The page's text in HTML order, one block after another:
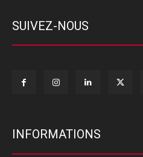
SUIVEZ-NOUS
INFORMATIONS